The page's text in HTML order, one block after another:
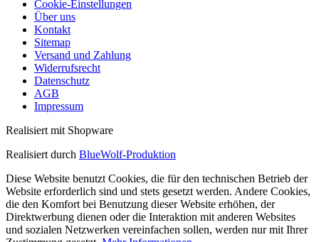
Cookie-Einstellungen
Über uns
Kontakt
Sitemap
Versand und Zahlung
Widerrufsrecht
Datenschutz
AGB
Impressum
Realisiert mit Shopware
Realisiert durch BlueWolf-Produktion
Diese Website benutzt Cookies, die für den technischen Betrieb der
Website erforderlich sind und stets gesetzt werden. Andere Cookies,
die den Komfort bei Benutzung dieser Website erhöhen, der
Direktwerbung dienen oder die Interaktion mit anderen Websites
und sozialen Netzwerken vereinfachen sollen, werden nur mit Ihrer